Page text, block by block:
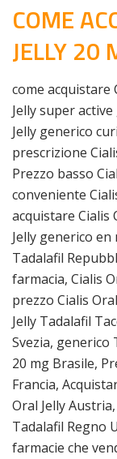
COME
JELLY 20
come acquistare
Jelly super
Jelly generico
prescrizione
Prezzo basso
conveniente
acquistare Cialis
Jelly generico en
Tadalafil
farmacia, Cialis
prezzo Cialis
Jelly Tadalafil
Svezia, generico
20 mg Brasile,
Francia,
Oral Jelly
Tadalafil Regno
farmacie che